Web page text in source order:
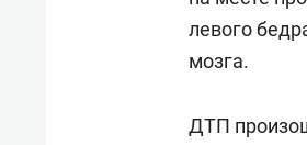
левого
мозга.
ДТП